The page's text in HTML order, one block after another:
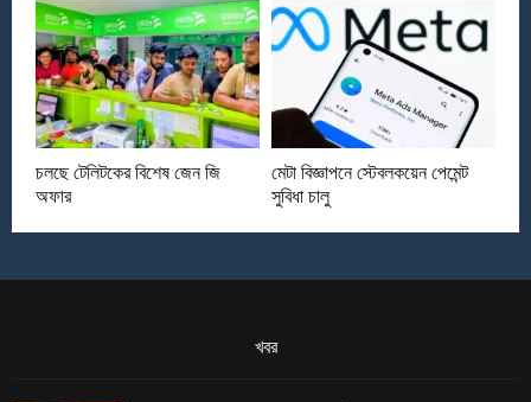
চলছে টেলিটকের বিশেষ জেন জি
অফার
মেটা বিজ্ঞাপনে স্টেবলকয়েন পেমেন্ট
সুবিধা চালু
খবর